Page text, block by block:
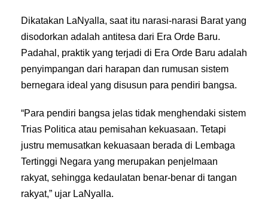
Dikatakan LaNyalla, saat itu narasi-narasi Barat yang
disodorkan adalah antitesa dari Era Orde Baru.
Padahal, praktik yang terjadi di Era Orde Baru adalah
penyimpangan dari harapan dan rumusan sistem
bernegara ideal yang disusun para pendiri bangsa.
“Para pendiri bangsa jelas tidak menghendaki sistem
Trias Politica atau pemisahan kekuasaan. Tetapi
justru memusatkan kekuasaan berada di Lembaga
Tertinggi Negara yang merupakan penjelmaan
rakyat, sehingga kedaulatan benar-benar di tangan
rakyat,” ujar LaNyalla.